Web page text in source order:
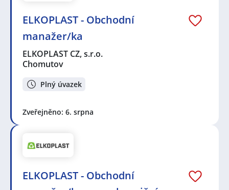
ELKOPLAST - Obchodní
manažer/ka
ELKOPLAST CZ, s.r.o.
Chomutov
Plný úvazek
Zveřejněno: 6. srpna
ELKOPLAST - Obchodní